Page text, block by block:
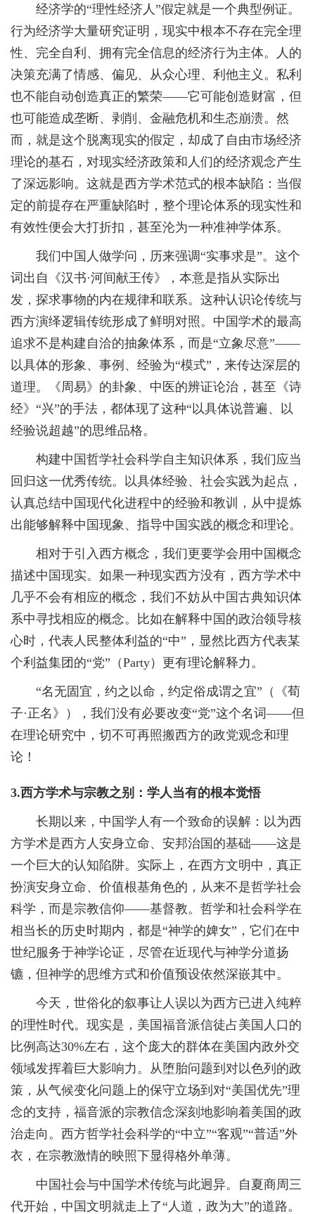
经济学的“理性经济人”假定就是一个典型例证。
行为经济学大量研究证明，现实中根本不存在完全理
性、完全自利、拥有完全信息的经济行为主体。人的
决策充满了情感、偏见、从众心理、利他主义。私利
也不能自动创造真正的繁荣——它可能创造财富，但
也可能造成垄断、剥削、金融危机和生态崩溃。然
而，就是这个脱离现实的假定，却成了自由市场经济
理论的基石，对现实经济政策和人们的经济观念产生
了深远影响。这就是西方学术范式的根本缺陷：当假
定的前提存在严重缺陷时，整个理论体系的现实性和
有效性便会大打折扣，甚至沦为一种准神学体系。
我们中国人做学问，历来强调“实事求是”。这个
词出自《汉书·河间献王传》，本意是指从实际出
发，探求事物的内在规律和联系。这种认识论传统与
西方演绎逻辑传统形成了鲜明对照。中国学术的最高
追求不是构建自洽的抽象体系，而是“立象尽意”——
以具体的形象、事例、经验为“模式”，来传达深层的
道理。《周易》的卦象、中医的辨证论治，甚至《诗
经》“兴”的手法，都体现了这种“以具体说普遍、以
经验说超越”的思维品格。
构建中国哲学社会科学自主知识体系，我们应当
回归这一优秀传统。以具体经验、社会实践为起点，
认真总结中国现代化进程中的经验和教训，从中提炼
出能够解释中国现象、指导中国实践的概念和理论。
相对于引入西方概念，我们更要学会用中国概念
描述中国现实。如果一种现实西方没有，西方学术中
几乎不会有相应的概念，我们不妨从中国古典知识体
系中寻找相应的概念。比如在解释中国的政治领导核
心时，代表人民整体利益的“中”，显然比西方代表某
个利益集团的“党”（Party）更有理论解释力。
“名无固宜，约之以命，约定俗成谓之宜”（《荀
子·正名》），我们没有必要改变“党”这个名词——但
在理论研究中，切不可再照搬西方的政党观念和理
论！
3.西方学术与宗教之别：学人当有的根本觉悟
长期以来，中国学人有一个致命的误解：以为西
方学术是西方人安身立命、安邦治国的基础——这是
一个巨大的认知陷阱。实际上，在西方文明中，真正
扮演安身立命、价值根基角色的，从来不是哲学社会
科学，而是宗教信仰——基督教。哲学和社会科学在
相当长的历史时期内，都是“神学的婢女”，它们在中
世纪服务于神学论证，尽管在近现代与神学分道扬
镳，但神学的思维方式和价值预设依然深嵌其中。
今天，世俗化的叙事让人误以为西方已进入纯粹
的理性时代。现实是，美国福音派信徒占美国人口的
比例高达30%左右，这个庞大的群体在美国内政外交
领域发挥着巨大影响力。从堕胎问题到对以色列的政
策，从气候变化问题上的保守立场到对“美国优先”理
念的支持，福音派的宗教信念深刻地影响着美国的政
治走向。西方哲学社会科学的“中立”“客观”“普适”外
衣，在宗教激情的映照下显得格外单薄。
中国社会与中国学术传统与此迥异。自夏商周三
代开始，中国文明就走上了“人道，政为大”的道路。